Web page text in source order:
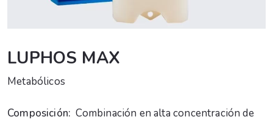
LUPHOS MAX
Metabólicos
Composición:Combinación en alta concentración de